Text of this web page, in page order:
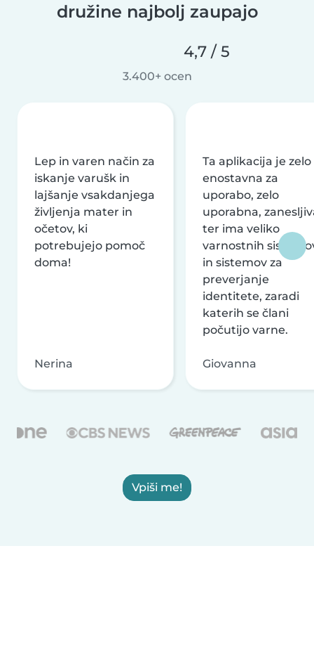
družine najbolj zaupajo
4,7 / 5
3.400+ ocen
Lep in varen način za
iskanje varušk in
lajšanje vsakdanjega
življenja mater in
očetov, ki
potrebujejo pomoč
doma!
Nerina
Ta aplikacija je zelo
enostavna za
uporabo, zelo
uporabna,
ter ima veliko
varnostnih
in sistemov za
preverjanje
identitete, zaradi
katerih se člani
počutijo varne.
Giovanna
Vpiši me!